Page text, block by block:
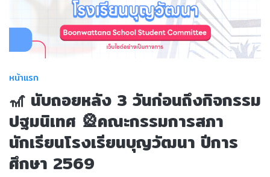
หน้าแรก
🎢 นับถอยหลัง 3 วันก่อนถึงกิจกรรม
ปฐมนิเทศ 🎡คณะกรรมการสภา
นักเรียนโรงเรียนบุญวัฒนา ปีการ
ศึกษา 2569